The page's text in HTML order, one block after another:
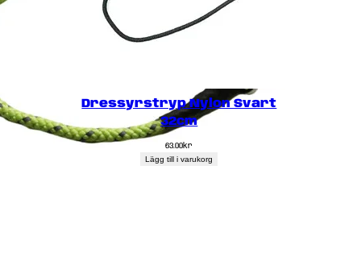
Dressyrstryp Nylon Svart
32cm
63.00kr
Lägg till i varukorg